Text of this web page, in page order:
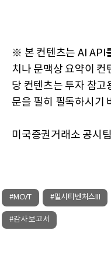
※ 본 컨텐츠는 AI API
치나 문맥상 요약이 컨
당 컨텐츠는 투자 참고
문을 필히 필독하시기
미국증권거래소 공시팀
#MCVT #밀시티벤처스III
#감사 보고서